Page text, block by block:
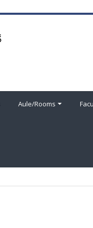
Aule/Rooms